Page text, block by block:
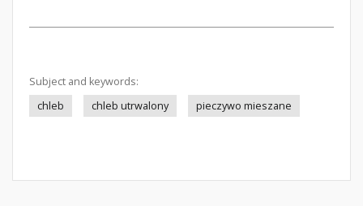
Subject and keywords:
chleb
chleb utrwalony pieczywo mieszane